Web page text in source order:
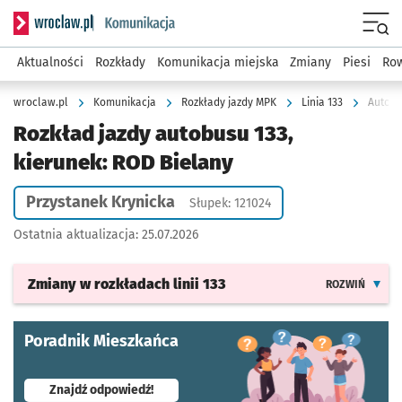
Serwis informacyjny wroclaw.pl podserwis: Komunikacja
Aktualności Rozkłady Komunikacja miejska Zmiany Piesi
wroclaw.pl Komunikacja Rozkłady jazdy MPK Linia 133
Rozkład jazdy autobusu 133,
kierunek: ROD Bielany
Przystanek Krynicka Słupek: 121024
Ostatnia aktualizacja: 25.07.2026
Zmiany w rozkładach linii 133 ROZWIŃ
Poradnik Mieszkańca
Znajdź odpowiedź!- otworzy się w nowej karcie